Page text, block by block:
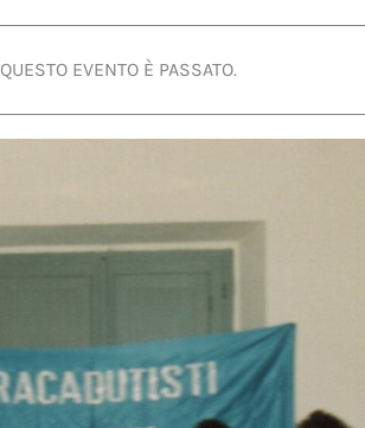
QUESTO EVENTO È PASSATO.